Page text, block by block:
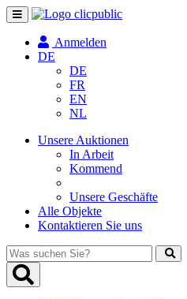
Navigation
umschalten
Anmelden
DE
DE
FR
EN
NL
Unsere Auktionen
In Arbeit
Kommend
Unsere Geschäfte
Alle Objekte
Kontaktieren Sie uns
Was
suchen
Sie?